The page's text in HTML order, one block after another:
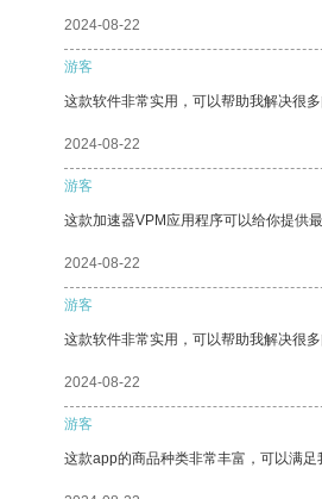
2024-08-22
游客
这款软件非常实用，可以帮助我解决很多
2024-08-22
游客
这款加速器VPM应用程序可以给你提供
2024-08-22
游客
这款软件非常实用，可以帮助我解决很
2024-08-22
游客
这款app的商品种类非常丰富，可以满足